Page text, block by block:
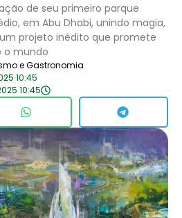
de seu primeiro parque
em Abu Dhabi, unindo magia,
projeto inédito que promete
o mundo
e Gastronomia
10:45
10:45